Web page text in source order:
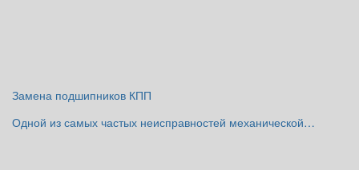
Замена подшипников КПП
Одной из самых частых неисправностей механической…